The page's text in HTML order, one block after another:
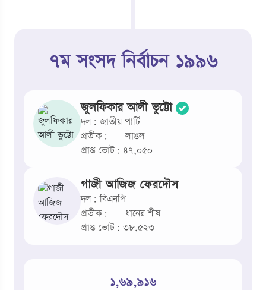
৭ম সংসদ নির্বাচন ১৯৯৬
জুলফিকার আলী ভুট্টো
দল: জাতীয় পার্টি
প্রতীক:
লাঙল
প্রাপ্ত ভোট: ৪৭,০৫০
গাজী আজিজ ফেরদৌস
দল: বিএনপি
প্রতীক:
ধানের শীষ
প্রাপ্ত ভোট: ৩৮,৫২৩
১,৬৯,৯১৬